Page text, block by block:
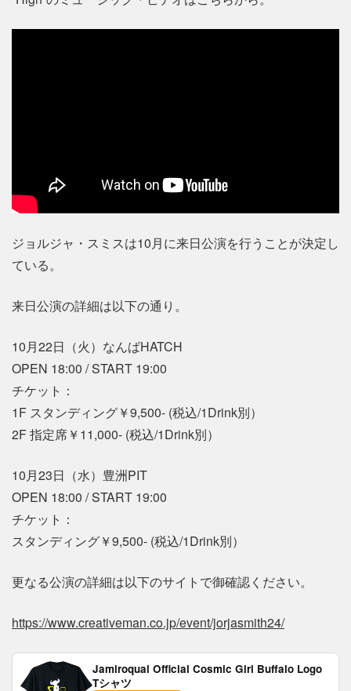
ジョルジャ・スミスは10月に来日公演を行うことが決定し
ている。
来日公演の詳細は以下の通り。
10月22日（火）なんばHATCH
OPEN 18:00 / START 19:00
チケット：
1F スタンディング￥9,500- (税込/1Drink別）
2F 指定席￥11,000- (税込/1Drink別）
10月23日（水）豊洲PIT
OPEN 18:00 / START 19:00
チケット：
スタンディング￥9,500- (税込/1Drink別）
更なる公演の詳細は以下のサイトで御確認ください。
https://www.creativeman.co.jp/event/jorjasmith24/
Jamiroquai Official Cosmic Girl Buffalo Logo
Tシャツ